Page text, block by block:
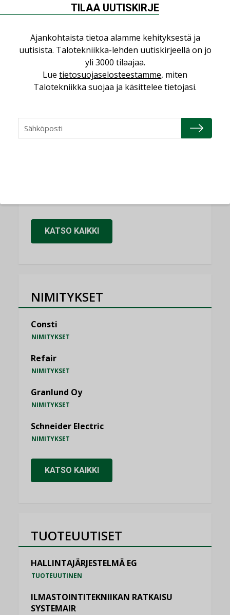
Puheista tekoihin – uusin teknologia
käyttöön kiinteistöissä
Sähköistäminen säästää euroja
Yli miljoona kotia on vailla toimivaa
Miten varmistetaan EPD-dokumenteista
saatavien tietojen vertailukelpoisuus?
KATSO KAIKKI
NIMITYKSET
Consti
NIMITYKSET
Refair
NIMITYKSET
Granlund Oy
NIMITYKSET
Schneider Electric
NIMITYKSET
KATSO KAIKKI
TUOTEUUTISET
HALLINTAJÄRJESTELMÄ EG
TUOTEUUTINEN
ILMASTOINTITEKNIIKAN RATKAISU
SYSTEMAIR
TILAA UUTISKIRJE
Ajankohtaista tietoa alamme kehityksestä ja
uutisista. Talotekniikka-lehden uutiskirjeellä on jo
yli 3000 tilaajaa.
Lue tietosuojaselosteestamme, miten
Talotekniikka suojaa ja käsittelee tietojasi.